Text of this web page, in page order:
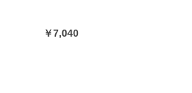
￥7,040